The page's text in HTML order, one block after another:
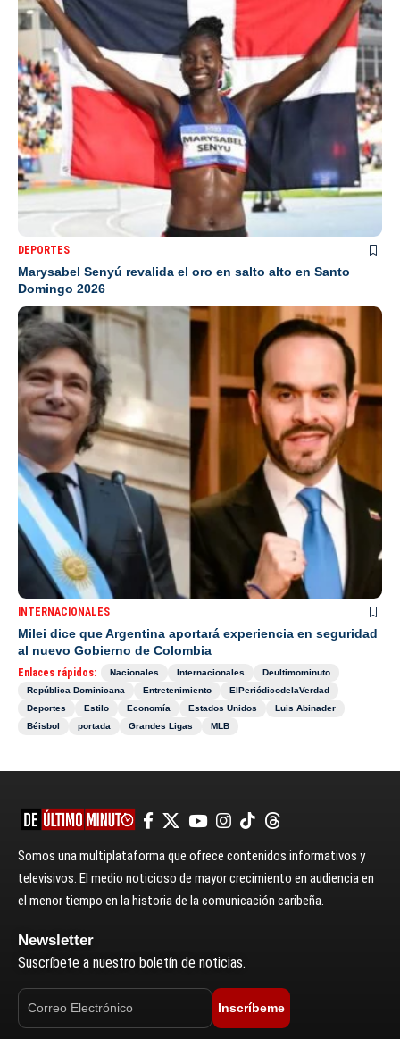
DEPORTES
Marysabel Senyú revalida el oro en salto alto en Santo
Domingo 2026
INTERNACIONALES
Milei dice que Argentina aportará experiencia en seguridad
al nuevo Gobierno de Colombia
Enlaces rápidos: Nacionales Internacionales
Deultimominuto
República Dominicana
Entretenimiento
ElPeriódicodelaVerdad
Deportes
Estilo Economía Estados Unidos
Luis Abinader
Béisbol
portada Grandes Ligas MLB
Somos una multiplataforma que ofrece contenidos informativos y
televisivos. El medio noticioso de mayor crecimiento en audiencia en
el menor tiempo en la historia de la comunicación caribeña.
Newsletter
Suscríbete a nuestro boletín de noticias.
Inscríbeme